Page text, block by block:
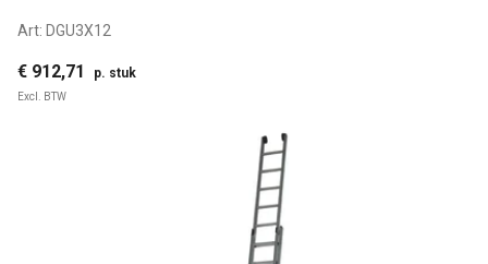
Art: DGU3X12
€ 912,71 p. stuk
Excl. BTW